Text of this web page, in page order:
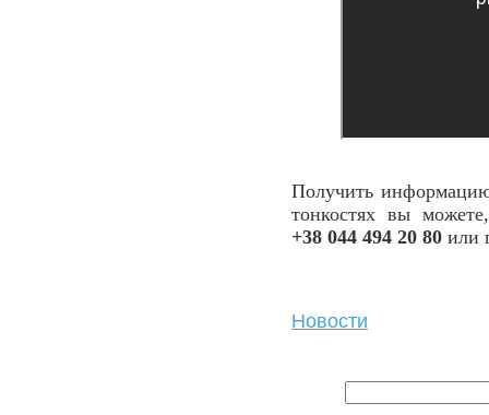
Получить
тонкостях вы
+38 044 494 20 80 или
Новости